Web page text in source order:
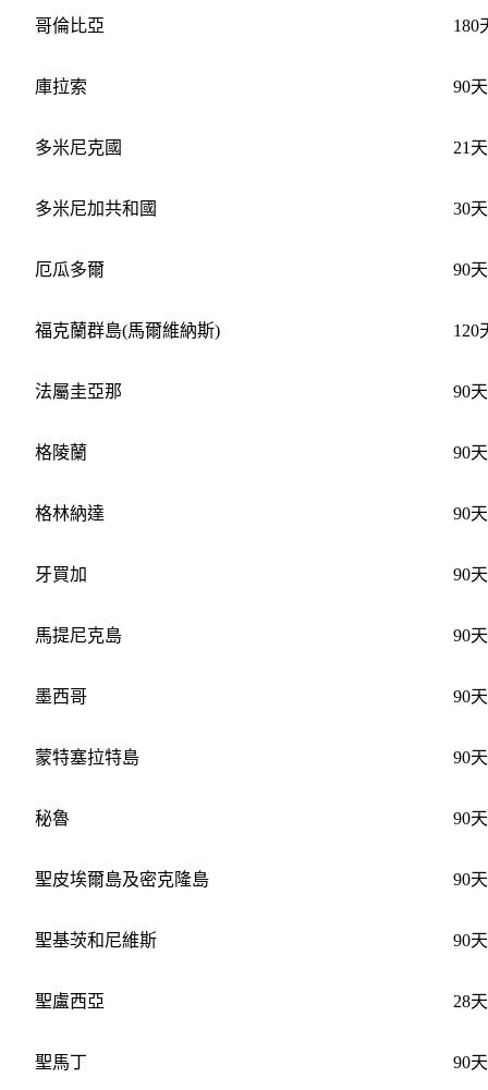
哥倫比亞 180
庫拉索 90天
多米尼克國 21天
多米尼加共和國 30天
厄瓜多爾 90天
福克蘭群島(馬爾維納斯) 120
法屬圭亞那 90天
格陵蘭 90天
格林納達 90天
牙買加 90天
馬提尼克島 90天
墨西哥 90天
蒙特塞拉特島 90天
秘魯 90天
聖皮埃爾島及密克隆島 90天
聖基茨和尼維斯 90天
聖盧西亞 28天
聖馬丁 90天